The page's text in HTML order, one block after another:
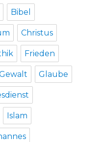
Bibel
Christus
Frieden
Glaube
Islam